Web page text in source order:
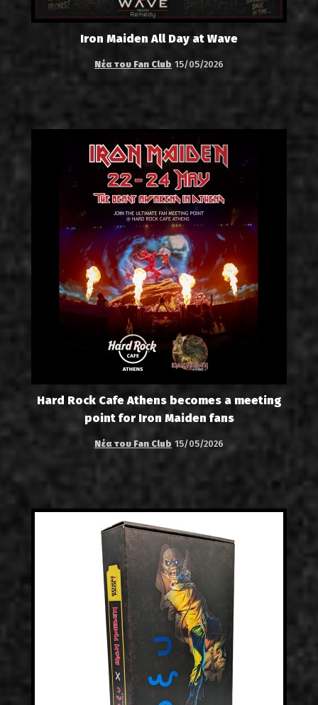
Iron Maiden All Day at Wave
Νέα του Fan Club 15/05/2026
Hard Rock Cafe Athens becomes a meeting
point for Iron Maiden fans
Νέα του Fan Club 15/05/2026